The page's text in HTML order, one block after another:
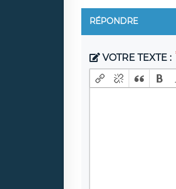
RÉPONDRE
VOTRE TEXTE :